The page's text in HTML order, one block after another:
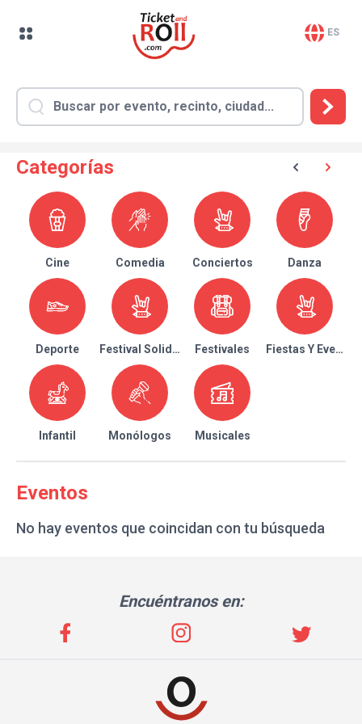
ES
Categorías
Cine Comedia Conciertos Danza
Deporte Festival Solidario Festivales Fiestas Y Eventos
Infantil Monólogos Musicales
Eventos
No hay eventos que coincidan con tu búsqueda
Encuéntranos en: